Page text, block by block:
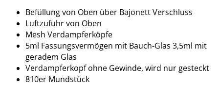
Befüllung von Oben über Bajonett Verschluss
Luftzufuhr von Oben
Mesh Verdampferköpfe
5ml Fassungsvermögen mit Bauch-Glas 3,5ml mit
geradem Glas
Verdampferkopf ohne Gewinde, wird nur gesteckt
810er Mundstück